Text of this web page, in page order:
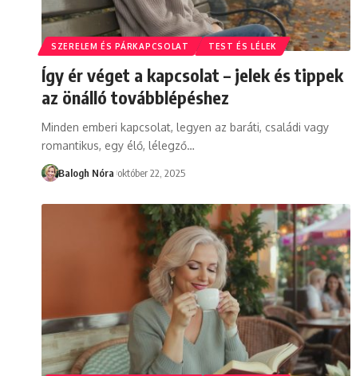
SZERELEM ÉS PÁRKAPCSOLAT TEST ÉS LÉLEK
Így ér véget a kapcsolat – jelek és tippek
az önálló továbblépéshez
Minden emberi kapcsolat, legyen az baráti, családi vagy
romantikus, egy élő, lélegző…
Balogh Nóra október 22, 2025